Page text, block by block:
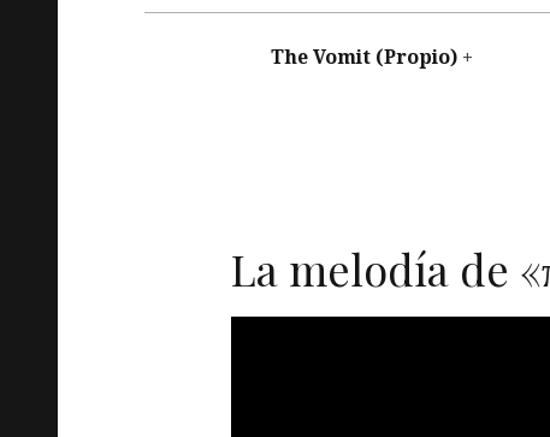
The Vomit (Propio)
La melodía de